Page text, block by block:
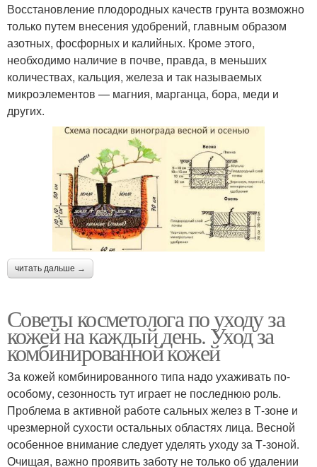
Восстановление плодородных качеств грунта возможно
только путем внесения удобрений, главным образом
азотных, фосфорных и калийных. Кроме этого,
необходимо наличие в почве, правда, в меньших
количествах, кальция, железа и так называемых
микроэлементов — магния, марганца, бора, меди и
других.
читать дальше →
Советы косметолога по уходу за
кожей на каждый день. Уход за
комбинированной кожей
За кожей комбинированного типа надо ухаживать по-
особому, сезонность тут играет не последнюю роль.
Проблема в активной работе сальных желез в Т-зоне и
чрезмерной сухости остальных областях лица. Весной
особенное внимание следует уделять уходу за Т-зоной.
Очищая, важно проявить заботу не только об удалении